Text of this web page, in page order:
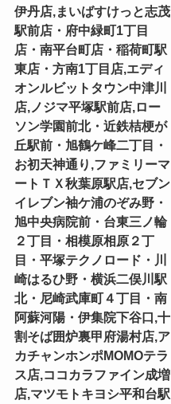
伊丹店,まいばすけっと志茂
駅前店・府中緑町1丁目
店・南平台町店・稲荷町駅
東店・方南1丁目店,エディ
オンルビットタウン中津川
店,ノジマ平塚駅前店,ロー
ソン学園前北・近鉄桔梗が
丘駅前・旭鶴ケ峰二丁目・
お初天神通り,ファミリーマ
ートＴＸ秋葉原駅店,セブン
イレブン袖ケ浦のぞみ野・
旭中央病院前・台東三ノ輪
２丁目・相模原相原２丁
目・平塚テクノロード・川
崎はるひ野・横浜二俣川駅
北・尼崎武庫町４丁目・南
阿蘇河陽・伊集院下谷口,十
割そば囲炉裏甲府湯村店,ア
カチャンホンポMOMOテラ
ス店,ココカラファイン成増
店,マツモトキヨシ平和台駅